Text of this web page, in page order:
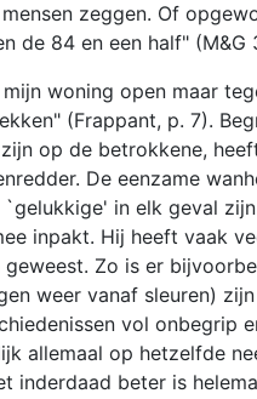
zeggen. Of
de 84 en een half" (M&G
woning open maar
(Frappant, p. 7).
op de betrokkene,
De eenzame
in elk geval
inpakt. Hij heeft vaak
Zo is er
weer vanaf sleuren)
vol onbegrip
allemaal op hetzelfde
inderdaad beter is